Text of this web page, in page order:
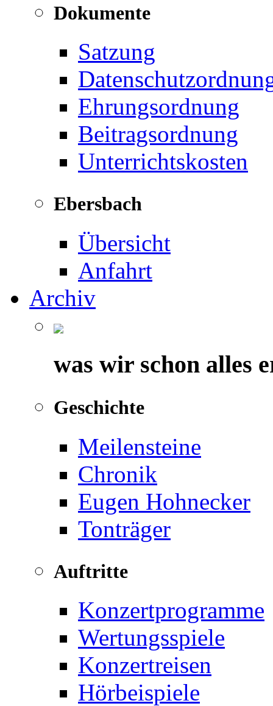
Dokumente
Satzung
Ehrungsordnung
Beitragsordnung
Unterrichtskosten
Ebersbach
Übersicht
Anfahrt
Archiv
was wir schon alles
Geschichte
Meilensteine
Chronik
Eugen Hohnecker
Tonträger
Auftritte
Konzertprogramme
Wertungsspiele
Konzertreisen
Hörbeispiele